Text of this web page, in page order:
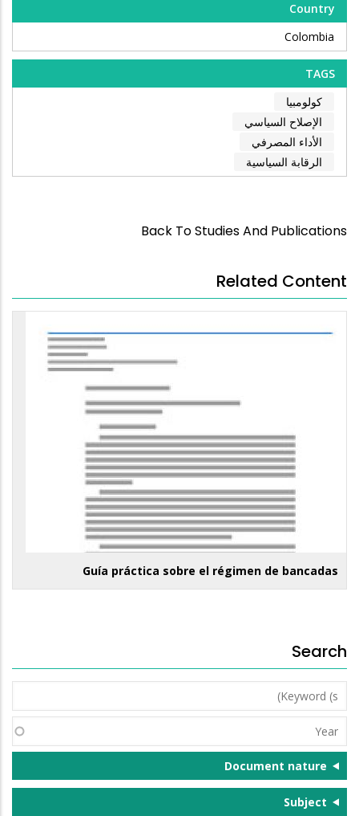
Country
Colombia
TAGS
كولومبيا
الإصلاح السياسي
الأداء المصرفي
الرقابة السياسية
Back To Studies And Publications
Related Content
Guía práctica sobre el régimen de bancadas
Search
Keyword
(s)
Year
Document nature
Subject